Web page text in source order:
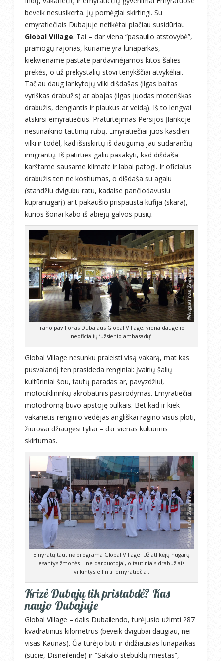
beveik nesusikerta. Jų pomėgiai skirtingi. Su
emyratiečiais Dubajuje netikėtai plačiau susidūriau
Global Village. Tai – dar viena “pasaulio atstovybė”,
pramogų rajonas, kuriame yra lunaparkas,
kiekviename pastate pardavinėjamos kitos šalies
prekės, o už prekystalių stovi tenykščiai atvykėliai.
Tačiau daug lankytojų vilki dišdašas (ilgas baltas
vyriškas drabužis) ar abajas (ilgas juodas moteriškas
drabužis, dengiantis ir plaukus ar veidą). Iš to lengvai
atskirsi emyratiečius. Praturtėjimas Persijos Įlankoje
nesunaikino tautinių rūbų. Emyratiečiai juos kasdien
vilki ir todėl, kad išsiskirtų iš daugumą jau sudarančių
imigrantų. Iš patirties galiu pasakyti, kad dišdaša
karštame sausame klimate ir labai patogi. Ir oficialus
drabužis ten ne kostiumas, o dišdaša su agalu
(standžiu dvigubu ratu, kadaise pančiodavusiu
kupranugarį) ant pakaušio prispausta kufija (skara),
kurios šonai kabo iš abiejų galvos pusių.
Irano paviljonas Dubajaus Global Village, viena daugelio
neoficialių ‘užsienio ambasadų’.
Global Village nesunku praleisti visą vakarą, mat kas
pusvalandį ten prasideda renginiai: įvairių šalių
kultūriniai šou, tautų paradas ar, pavyzdžiui,
motociklininkų akrobatinis pasirodymas. Emyratiečiai
motodromą buvo apstoję pulkais. Bet kad ir kiek
vakarietis renginio vedėjas angliškai ragino visus ploti,
žiūrovai džiaugėsi tyliai – dar vienas kultūrinis
skirtumas.
Emyratų tautinė programa Global Village. Už atlikėjų nugarų
esantys žmonės – ne darbuotojai, o tautiniais drabužiais
vilkintys eiliniai emyratiečiai.
Krizė Dubajų tik pristabdė? Kas
naujo Dubajuje
Global Village – dalis Dubailendo, turėjusio užimti 287
kvadratinius kilometrus (beveik dvigubai daugiau, nei
visas Kaunas). Čia turėjo būti ir didžiausias lunaparkas
(sudie, Disneilende) ir “Sakalo stebuklų miestas”,